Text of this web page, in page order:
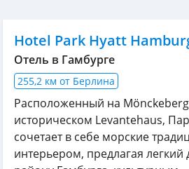
Hotel Park Hyatt
Отель в Гамбурге
255,2 км от Берлина
Расположенный на
историческом Levantehaus,
сочетает в себе морские
интерьером, предлагая легкий